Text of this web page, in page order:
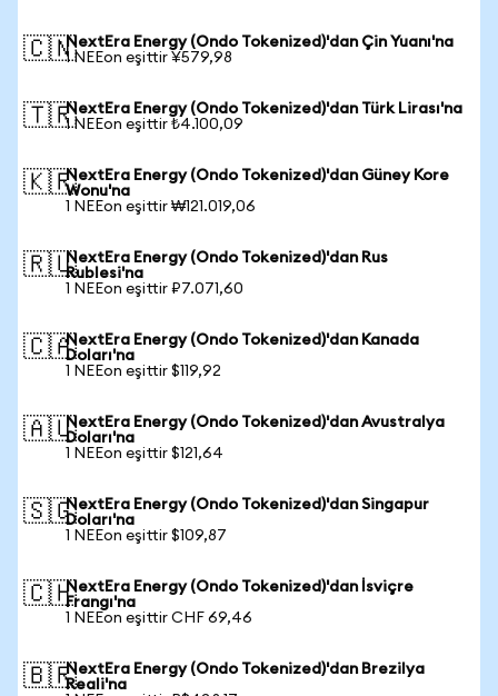
🇨🇳NextEra Energy (Ondo Tokenized)'dan Çin Yuanı'na
1 NEEon eşittir ¥579,98
🇹🇷NextEra Energy (Ondo Tokenized)'dan Türk Lirası'na
1 NEEon eşittir ₺4.100,09
🇰🇷NextEra Energy (Ondo Tokenized)'dan Güney Kore
Wonu'na
1 NEEon eşittir ₩121.019,06
🇷🇺NextEra Energy (Ondo Tokenized)'dan Rus
Rublesi'na
1 NEEon eşittir ₽7.071,60
🇨🇦NextEra Energy (Ondo Tokenized)'dan Kanada
Doları'na
1 NEEon eşittir $119,92
🇦🇺NextEra Energy (Ondo Tokenized)'dan Avustralya
Doları'na
1 NEEon eşittir $121,64
🇸🇬NextEra Energy (Ondo Tokenized)'dan Singapur
Doları'na
1 NEEon eşittir $109,87
🇨🇭NextEra Energy (Ondo Tokenized)'dan İsviçre
Frangı'na
1 NEEon eşittir CHF 69,46
🇧🇷NextEra Energy (Ondo Tokenized)'dan Brezilya
Reali'na